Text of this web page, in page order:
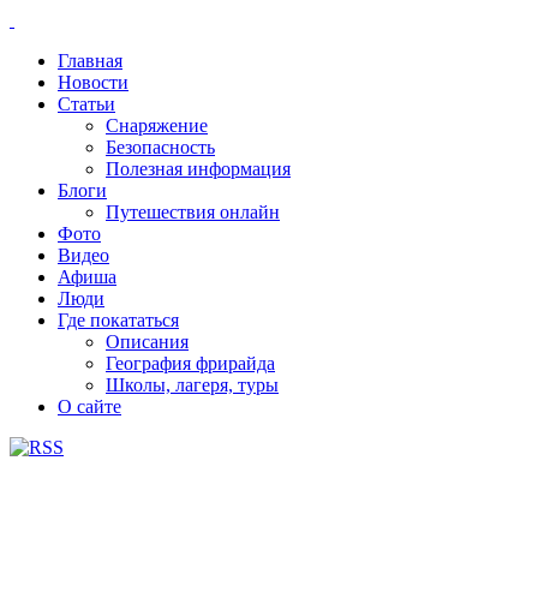
Главная
Новости
Статьи
Снаряжение
Безопасность
Полезная информация
Блоги
Путешествия онлайн
Фото
Видео
Афиша
Люди
Где покататься
Описания
География фрирайда
Школы, лагеря, туры
О сайте